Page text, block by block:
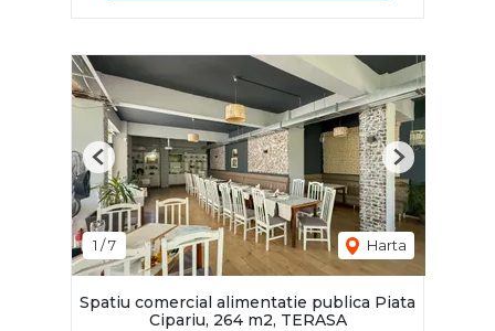
1 /7 Harta
Previous Next
Spatiu comercial alimentatie publica Piata
Cipariu, 264 m2, TERASA